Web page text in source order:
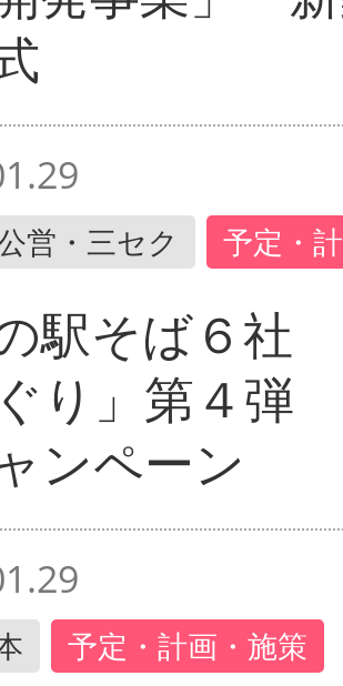
営・三セク 予定・
駅そば６社
り」第４弾
ンペーン
予定・計画・施策